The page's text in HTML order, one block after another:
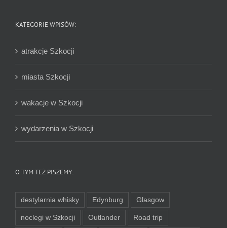
KATEGORIE WPISÓW:
atrakcje Szkocji
miasta Szkocji
wakacje w Szkocji
wydarzenia w Szkocji
O TYM TEŻ PISZEMY:
destylarnia whisky Edynburg Glasgow
noclegi w Szkocji Outlander Road trip